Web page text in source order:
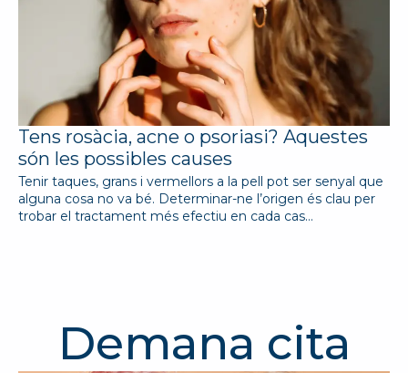
Tens rosàcia, acne o psoriasi? Aquestes
són les possibles causes
Tenir taques, grans i vermellors a la pell pot ser senyal que
alguna cosa no va bé. Determinar-ne l’origen és clau per
trobar el tractament més efectiu en cada cas…
Demana cita